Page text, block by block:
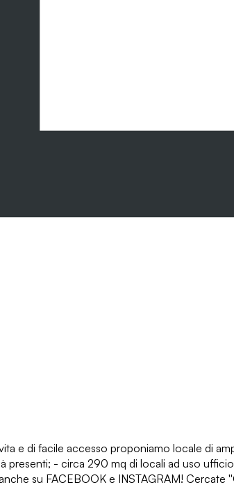
e di facile accesso proponiamo locale di
presenti; - circa 290 mq di locali ad uso
su FACEBOOK e INSTAGRAM! Cercate